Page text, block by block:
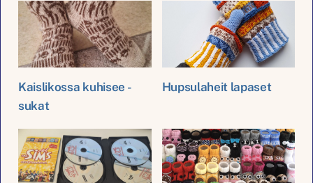
Kaislikossa kuhisee -
sukat
Hupsulaheit lapaset